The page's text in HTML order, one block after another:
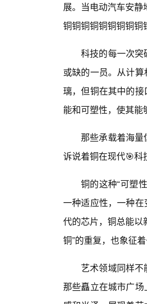
展。当电动汽车安
铜铜铜铜铜铜铜铜铜
科技的每一次
或缺的一员。从计
璃，但铜在其中的
能和可塑性，使其
那些承载着海
诉说着铜在现代🎯科
铜的这种“可塑
一种适应性，一种
代的芯片，铜总能以
铜”的重复，也象征
艺术领域同样
那些矗立在城市广